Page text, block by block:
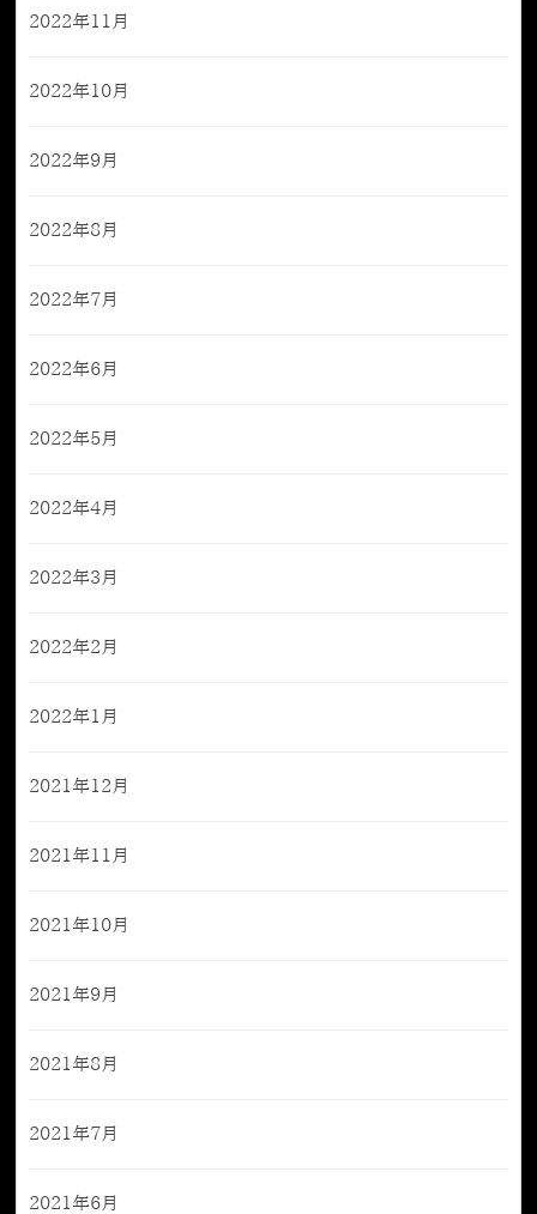
2022年11月
2022年10月
2022年9月
2022年8月
2022年7月
2022年6月
2022年5月
2022年4月
2022年3月
2022年2月
2022年1月
2021年12月
2021年11月
2021年10月
2021年9月
2021年8月
2021年7月
2021年6月